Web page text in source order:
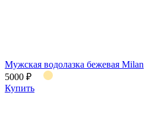
Мужская водолазка бежевая Milan
5000 ₽
Купить